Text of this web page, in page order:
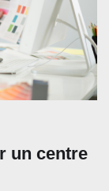
un centre